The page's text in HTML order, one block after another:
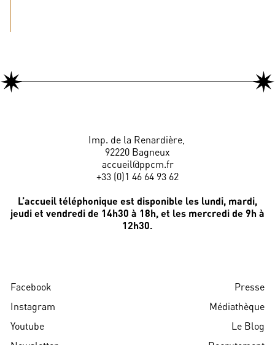
Imp. de la Renardière,
92220 Bagneux
accueil@ppcm.fr
+33 (0)1 46 64 93 62
L’accueil téléphonique est disponible les lundi, mardi,
jeudi et vendredi de 14h30 à 18h, et les mercredi de 9h à
12h30.
Facebook
Instagram
Youtube
Presse
Médiathèque
Le Blog